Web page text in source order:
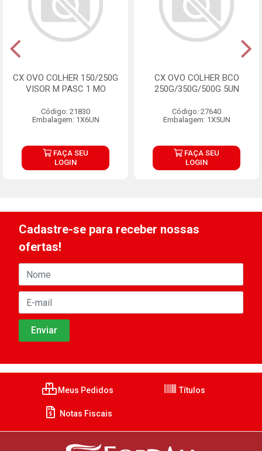
CX OVO COLHER 150/250G
VISOR M PASC 1 MO
Código: 21830
Embalagem: 1X6UN
FAÇA SEU
LOGIN
CX OVO COLHER BCO
250G/350G/500G 5UN
Código: 27640
Embalagem: 1X5UN
FAÇA SEU
LOGIN
Cadastre-se para receber nossas
ofertas!
Meus Pedidos Títulos
Notas Fiscais